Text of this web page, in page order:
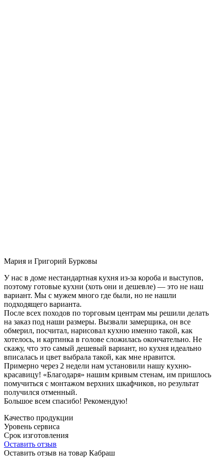
Мария и Григорий Бурковы
У нас в доме нестандартная кухня из-за короба и выступов,
поэтому готовые кухни (хоть они и дешевле) — это не наш
вариант. Мы с мужем много где были, но не нашли
подходящего варианта.
После всех походов по торговым центрам мы решили делать
на заказ под наши размеры. Вызвали замерщика, он все
обмерил, посчитал, нарисовал кухню именно такой, как
хотелось, и картинка в голове сложилась окончательно. Не
скажу, что это самый дешевый вариант, но кухня идеально
вписалась и цвет выбрала такой, как мне нравится.
Примерно через 2 недели нам установили нашу кухню-
красавицу! «Благодаря» нашим кривым стенам, им пришлось
помучиться с монтажом верхних шкафчиков, но результат
получился отменный.
Большое всем спасибо! Рекомендую!
Качество продукции
Уровень сервиса
Срок изготовления
Оставить отзыв
Оставить отзыв на товар Кабраш